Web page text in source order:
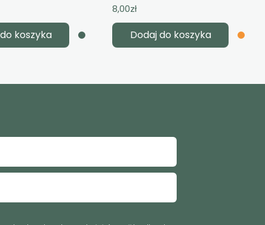
koszyka
8,00zł
Dodaj do koszyka